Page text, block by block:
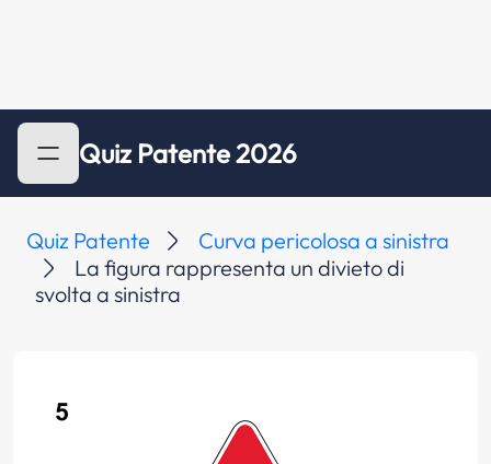
Quiz Patente 2026
Quiz Patente
Curva pericolosa a sinistra
La figura rappresenta un divieto di
svolta a sinistra